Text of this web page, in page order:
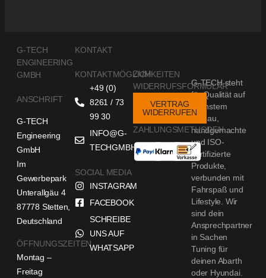
G-TECH steht
für Qualität auf
höchstem
Niveau,
handgemachte
und ISO-
zertifizierte
Produkte,
verbunden mit
Fahrspaß und
Lifestyle. Wir
sind dein
Ansprechpartner
in Sachen
Tuning für
deinen Abarth
oder Hyundai.
G-TECH
ENGINEERING
GMBH
ANSCHRIFT
G-TECH
Engineering
GmbH
Im
Gewerbepark
Unterallgäu 4
87778 Stetten,
Deutschland
ÖFFNUNGSZEITEN
Montag –
Freitag
KONTAKT
KONTAKTMÖGLICHKEITEN
+49 (0)
8261 / 73
99 30
INFO@G-
TECHGMBH.DE
SOCIAL MEDIA
INSTAGRAM
FACEBOOK
SCHREIBE
UNS AUF
WHATSAPP
ZUM
WIDERRUFSFORMULAR
VERTRAG
WIDERRUFEN
ZAHLUNGSMETHODEN